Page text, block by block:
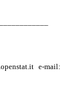
e-mail: